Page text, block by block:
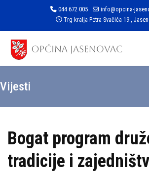
044 672 005
info@opcina-
Trg kralja Petra Svačića 19 ,
Vijesti
Bogat program
tradicije i